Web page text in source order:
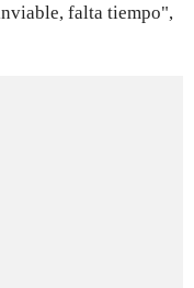
falta tiempo",